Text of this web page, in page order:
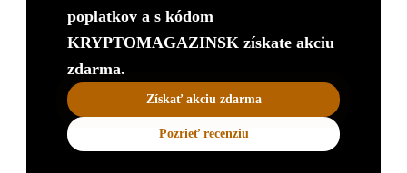
poplatkov a s kódom
KRYPTOMAGAZINSK získate akciu
zdarma.
Získať akciu zdarma
Pozrieť recenziu